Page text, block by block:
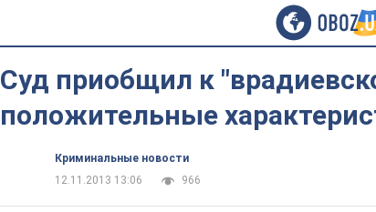
Суд приобщил к
положительные
Криминальные новости
12.11.2013 13:06
966